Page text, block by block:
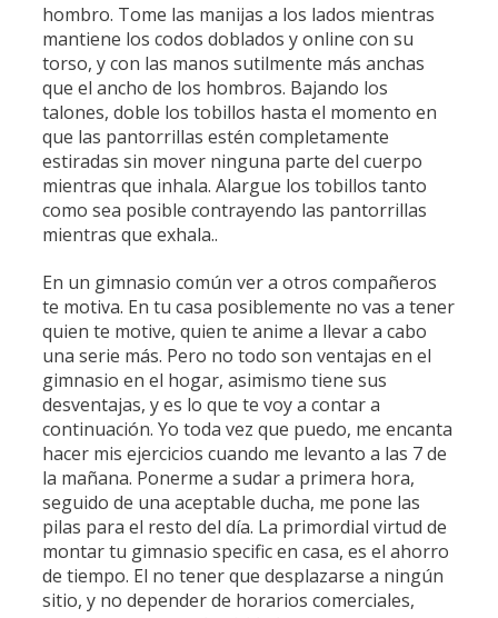
hombro. Tome las manijas a los lados mientras
mantiene los codos doblados y online con su
torso, y con las manos sutilmente más anchas
que el ancho de los hombros. Bajando los
talones, doble los tobillos hasta el momento en
que las pantorrillas estén completamente
estiradas sin mover ninguna parte del cuerpo
mientras que inhala. Alargue los tobillos tanto
como sea posible contrayendo las pantorrillas
mientras que exhala..
En un gimnasio común ver a otros compañeros
te motiva. En tu casa posiblemente no vas a tener
quien te motive, quien te anime a llevar a cabo
una serie más. Pero no todo son ventajas en el
gimnasio en el hogar, asimismo tiene sus
desventajas, y es lo que te voy a contar a
continuación. Yo toda vez que puedo, me encanta
hacer mis ejercicios cuando me levanto a las 7 de
la mañana. Ponerme a sudar a primera hora,
seguido de una aceptable ducha, me pone las
pilas para el resto del día. ​La primordial virtud de
montar tu gimnasio specific en casa, es el ahorro
de tiempo. El no tener que desplazarse a ningún
sitio, y no depender de horarios comerciales,